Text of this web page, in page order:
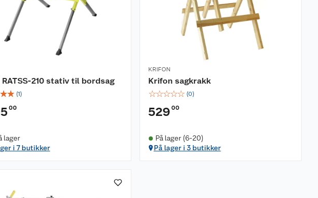
RATSS-210 stativ til bordsag
☆☆ (1)
00
lager
i 7 butikker
KRIFON
Krifon sagkrakk
☆☆☆☆☆ (0)
529 00
På lager (6-20)
På lager i 3 butikker